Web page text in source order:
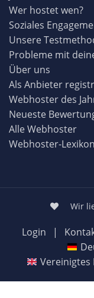
Wer hostet wen?
Soziales
Unsere
Probleme mit
Über uns
Als Anbieter
Webhoster des
Neueste
Alle Webhoster
Webhoster-Lexikon
Wir
Login |
Vereinigtes